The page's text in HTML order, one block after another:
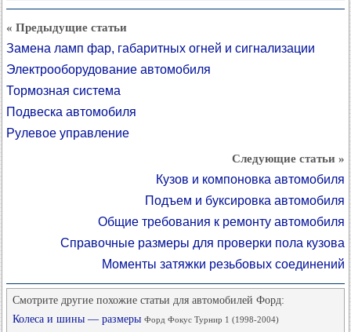
« Предыдущие статьи
Замена ламп фар, габаритных огней и сигнализации
Электрооборудование автомобиля
Тормозная система
Подвеска автомобиля
Рулевое управление
Следующие статьи »
Кузов и компоновка автомобиля
Подъем и буксировка автомобиля
Общие требования к ремонту автомобиля
Справочные размеры для проверки пола кузова
Моменты затяжки резьбовых соединений
Смотрите другие похожие статьи для автомобилей Форд:
Колеса и шины — размеры Форд Фокус Турнир 1 (1998-2004)